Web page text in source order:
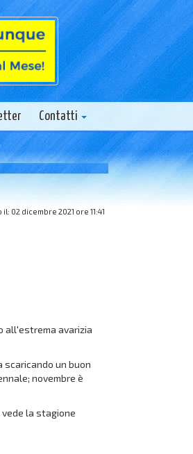
Contatti
serale.
02 dicembre 2021 ore 11:41
all'estrema avarizia
un buon
novembre è
la stagione